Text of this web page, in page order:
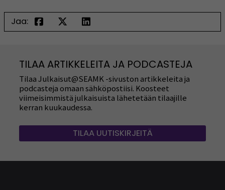
Jaa:
TILAA ARTIKKELEITA JA PODCASTEJA
Tilaa Julkaisut@SEAMK -sivuston artikkeleita ja
podcasteja omaan sähköpostiisi. Koosteet
viimeisimmistä julkaisuista lähetetään tilaajille
kerran kuukaudessa.
TILAA UUTISKIRJEITÄ